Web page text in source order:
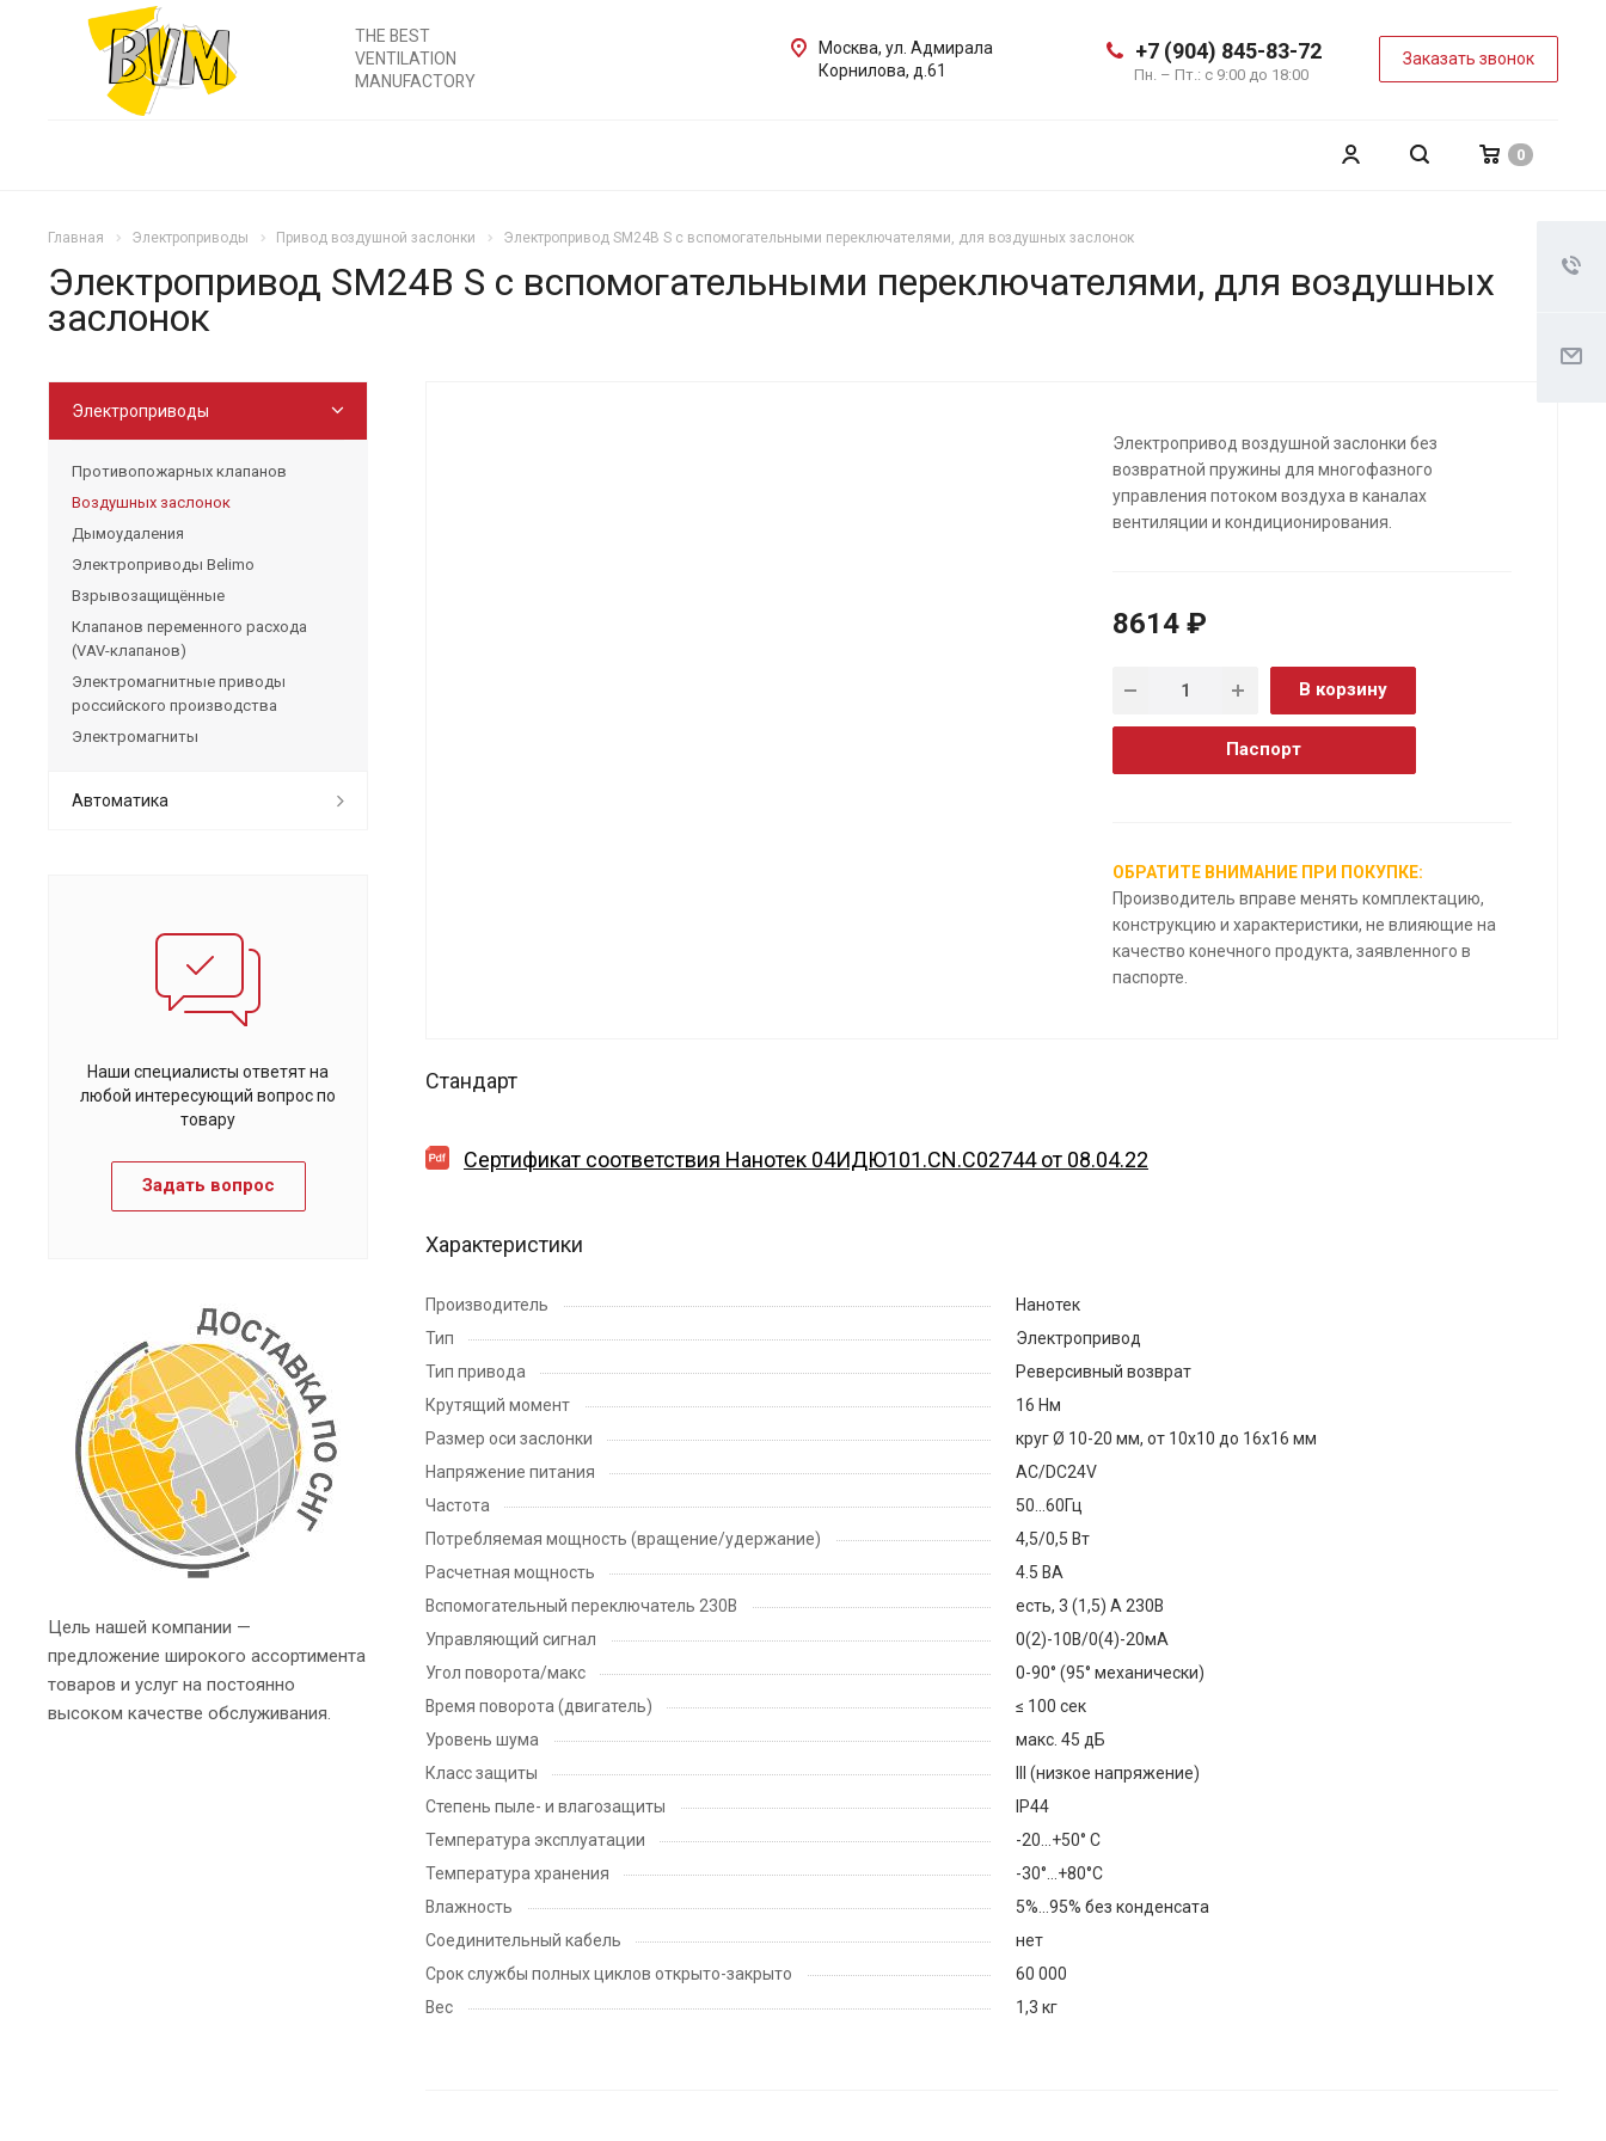
THE BEST
VENTILATION
MANUFACTORY
+7 (904) 845-83-72
Пн. – Пт.: с 9:00 до 18:00
Заказать звонок
Москва, ул. Адмирала
Корнилова, д.61
0
Главная Электроприводы Привод воздушной заслонки Электропривод SM24B S с вспомогательными переключателями, для воздушных заслонок
Электропривод SM24B S с вспомогательными переключателями, для воздушных
заслонок
Электропривод воздушной заслонки без
возвратной пружины для многофазного
управления потоком воздуха в каналах
вентиляции и кондиционирования.
8614 ₽
В корзину
Паспорт
ОБРАТИТЕ ВНИМАНИЕ ПРИ ПОКУПКЕ:
Производитель вправе менять комплектацию,
конструкцию и характеристики, не влияющие на
качество конечного продукта, заявленного в
паспорте.
Стандарт
Сертификат соответствия Нанотек 04ИДЮ101.CN.С02744 от 08.04.22
Характеристики
Производитель
Нанотек
Тип
Электропривод
Тип привода
Реверсивный возврат
Крутящий момент
16 Нм
Размер оси заслонки
круг Ø 10-20 мм, от 10х10 до 16х16 мм
Напряжение питания
AC/DC24V
Частота
50...60Гц
Потребляемая мощность (вращение/удержание)
4,5/0,5 Вт
Расчетная мощность
4.5 ВА
Вспомогательный переключатель 230B
есть, 3 (1,5) А 230В
Управляющий сигнал
0(2)-10В/0(4)-20мА
Угол поворота/макс
0-90° (95° механически)
Время поворота (двигатель)
≤ 100 сек
Уровень шума
макс. 45 дБ
Класс защиты
III (низкое напряжение)
Степень пыле- и влагозащиты
IP44
Температура эксплуатации
-20...+50° С
Температура хранения
-30°…+80°С
Влажность
5%…95% без конденсата
Соединительный кабель
нет
Срок службы полных циклов открыто-закрыто
60 000
Вес
1,3 кг
Электроприводы
Противопожарных клапанов
Воздушных заслонок
Дымоудаления
Электроприводы Belimo
Взрывозащищённые
Клапанов переменного расхода
(VAV-клапанов)
Электромагнитные приводы
российского производства
Электромагниты
Автоматика
Наши специалисты ответят на
любой интересующий вопрос по
товару
Задать вопрос
Цель нашей компании —
предложение широкого ассортимента
товаров и услуг на постоянно
высоком качестве обслуживания.